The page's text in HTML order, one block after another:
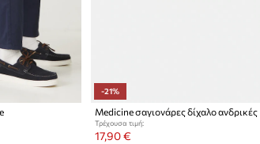
-21%
Medicine σαγιονάρες δίχαλο ανδρικές
Τρέχουσα τιμή:
17,90 €